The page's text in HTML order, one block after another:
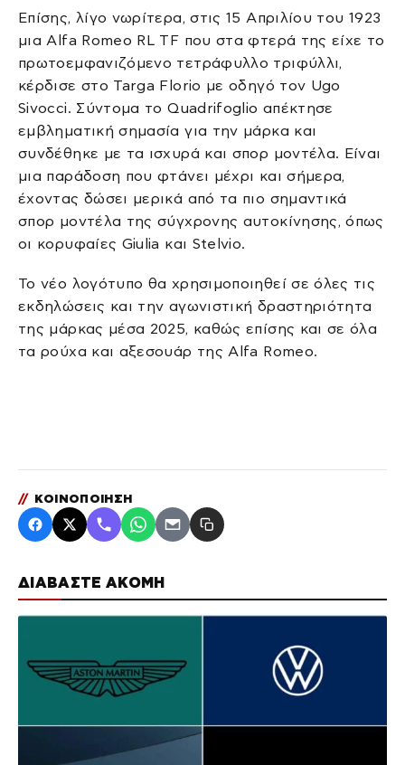
ΔΙΑΒΑΣΤΕ ΑΚΟΜΗ
Επίσης, λίγο νωρίτερα, στις 15 Απριλίου του 1923
μια Alfa Romeo RL TF που στα φτερά της είχε το
πρωτοεμφανιζόμενο τετράφυλλο τριφύλλι,
κέρδισε στο Targa Florio με οδηγό τον Ugo
Sivocci. Σύντομα το Quadrifoglio απέκτησε
εμβληματική σημασία για την μάρκα και
συνδέθηκε με τα ισχυρά και σπορ μοντέλα. Είναι
μια παράδοση που φτάνει μέχρι και σήμερα,
έχοντας δώσει μερικά από τα πιο σημαντικά
σπορ μοντέλα της σύγχρονης αυτοκίνησης, όπως
οι κορυφαίες Giulia και Stelvio.
Το νέο λογότυπο θα χρησιμοποιηθεί σε όλες τις
εκδηλώσεις και την αγωνιστική δραστηριότητα
της μάρκας μέσα 2025, καθώς επίσης και σε όλα
τα ρούχα και αξεσουάρ της Alfa Romeo.
// ΚΟΙΝΟΠΟΙΗΣΗ